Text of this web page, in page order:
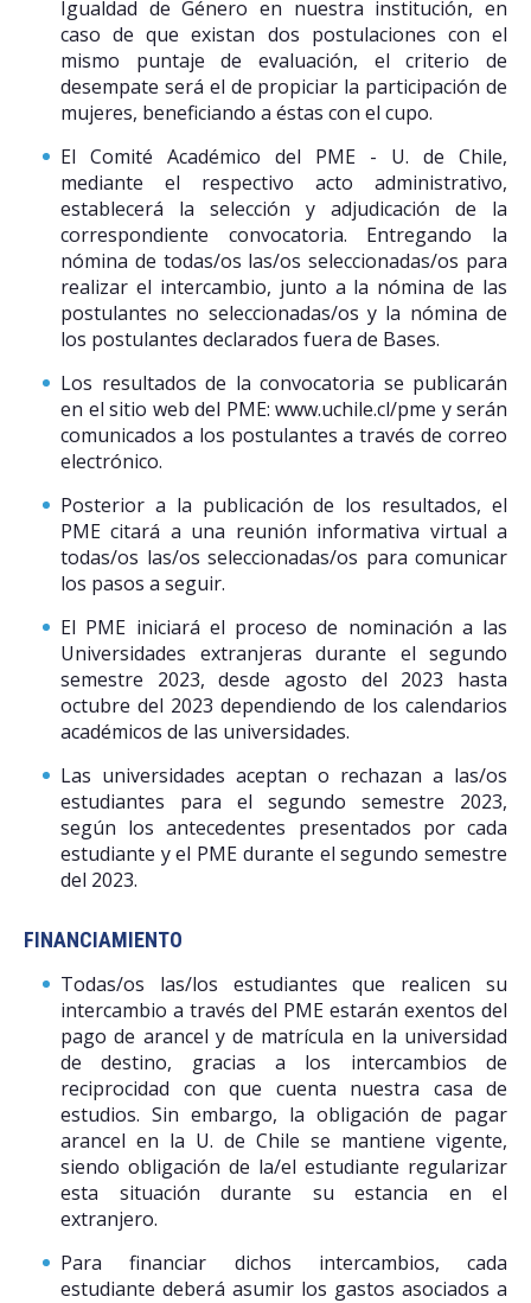
Igualdad de Género en nuestra institución, en
caso de que existan dos postulaciones con el
mismo puntaje de evaluación, el criterio de
desempate será el de propiciar la participación de
mujeres, beneficiando a éstas con el cupo.
El Comité Académico del PME - U. de Chile,
mediante el respectivo acto administrativo,
establecerá la selección y adjudicación de la
correspondiente convocatoria. Entregando la
nómina de todas/os las/os seleccionadas/os para
realizar el intercambio, junto a la nómina de las
postulantes no seleccionadas/os y la nómina de
los postulantes declarados fuera de Bases.
Los resultados de la convocatoria se publicarán
en el sitio web del PME: www.uchile.cl/pme y serán
comunicados a los postulantes a través de correo
electrónico.
Posterior a la publicación de los resultados, el
PME citará a una reunión informativa virtual a
todas/os las/os seleccionadas/os para comunicar
los pasos a seguir.
El PME iniciará el proceso de nominación a las
Universidades extranjeras durante el segundo
semestre 2023, desde agosto del 2023 hasta
octubre del 2023 dependiendo de los calendarios
académicos de las universidades.
Las universidades aceptan o rechazan a las/os
estudiantes para el segundo semestre 2023,
según los antecedentes presentados por cada
estudiante y el PME durante el segundo semestre
del 2023.
FINANCIAMIENTO
Todas/os las/los estudiantes que realicen su
intercambio a través del PME estarán exentos del
pago de arancel y de matrícula en la universidad
de destino, gracias a los intercambios de
reciprocidad con que cuenta nuestra casa de
estudios. Sin embargo, la obligación de pagar
arancel en la U. de Chile se mantiene vigente,
siendo obligación de la/el estudiante regularizar
esta situación durante su estancia en el
extranjero.
Para financiar dichos intercambios, cada
estudiante deberá asumir los gastos asociados a